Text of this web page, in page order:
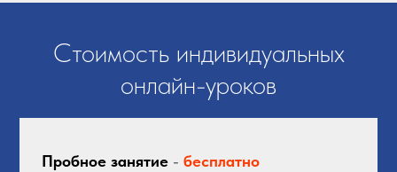
Стоимость индивидуальных
онлайн-уроков
Пробное занятие - бесплатно